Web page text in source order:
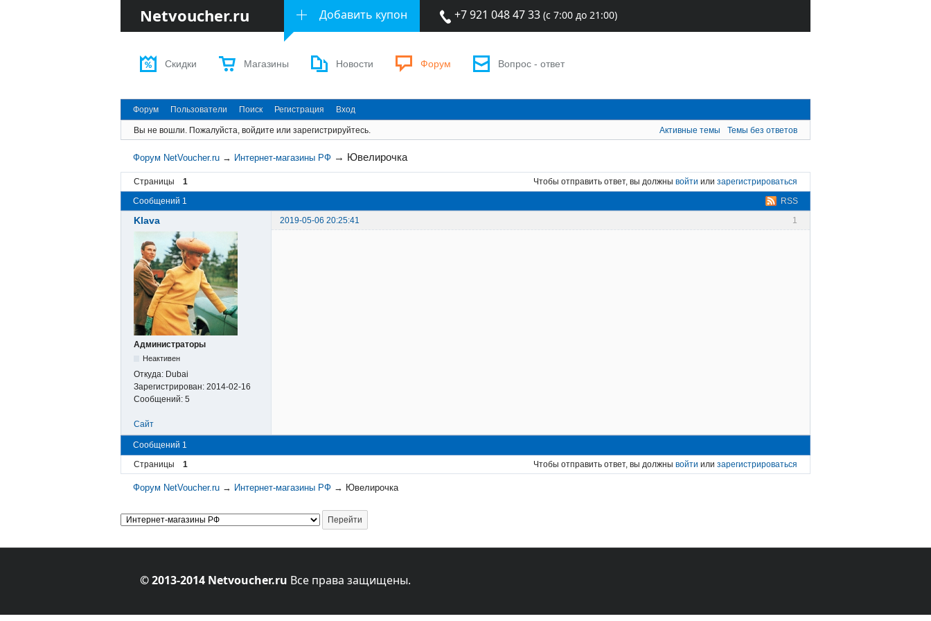
Netvoucher.ru Добавить купон +7 921 048 47 33 (с 7:00 до 21:00)
Скидки Магазины Новости Форум Вопрос - ответ
Форум Пользователи Поиск Регистрация Вход
Вы не вошли. Пожалуйста, войдите или зарегистрируйтесь. Активные темы Темы без ответов
Форум NetVoucher.ru → Интернет-магазины РФ → Ювелирочка
Страницы 1 Чтобы отправить ответ, вы должны войти или зарегистрироваться
RSS
Сообщений 1
1
Klava 2019-05-06 20:25:41
Администраторы
Неактивен
Откуда: Dubai
Зарегистрирован: 2014-02-16
Сообщений: 5
Сайт
Сообщений 1
Страницы
1 Чтобы отправить ответ, вы должны войти или зарегистрироваться
Форум NetVoucher.ru → Интернет-магазины РФ → Ювелирочка
© 2013-2014 Netvoucher.ru Все права защищены.